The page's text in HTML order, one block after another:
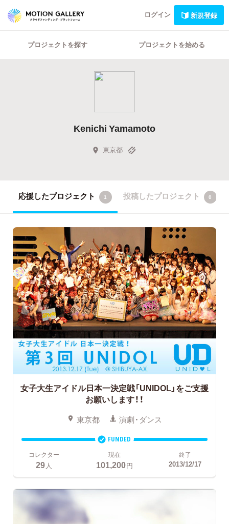
ログイン 新規登録
プロジェクトを探す プロジェクトを始める
Kenichi Yamamoto
東京都
応援したプロジェクト 1 投稿したプロジェクト 0
女子大生アイドル日本一決定戦「UNIDOL」をご支援
お願いします！！
東京都 演劇・ダンス
FUNDED
コレクター
29 人
現在
101,200円
終了
2013/12/17